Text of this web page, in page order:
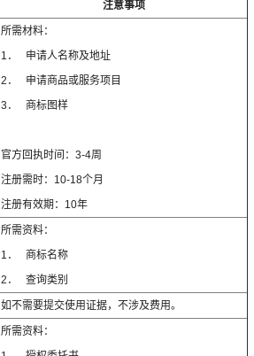
注意事项
所需材料：
1． 申请人名称及地址
2． 申请商品或服务项目
3． 商标图样
官方回执时间：3-4周
注册需时：10-18个月
注册有效期：10年
所需资料：
1． 商标名称
2． 查询类别
如不需要提交使用证据，不涉及费用。
所需资料：